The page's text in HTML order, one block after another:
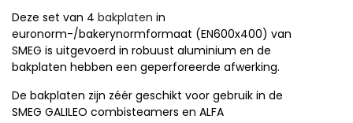
Deze set van 4 bakplaten in
euronorm-/bakerynormformaat (EN600x400) van
SMEG is uitgevoerd in robuust aluminium en de
bakplaten hebben een geperforeerde afwerking.
De bakplaten zijn zéér geschikt voor gebruik in de
SMEG GALILEO combisteamers en ALFA